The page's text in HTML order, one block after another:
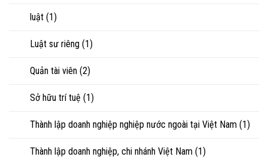
luật (1)
Luật sư riêng (1)
Quản tài viên (2)
Sở hữu trí tuệ (1)
Thành lập doanh nghiệp nghiệp nước ngoài tại Việt Nam (1)
Thành lập doanh nghiệp, chi nhánh Việt Nam (1)